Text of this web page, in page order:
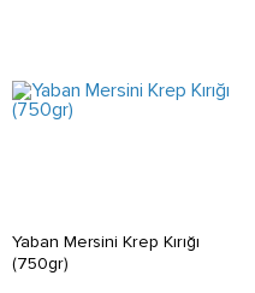
Yaban Mersini Krep Kırığı
(750gr)